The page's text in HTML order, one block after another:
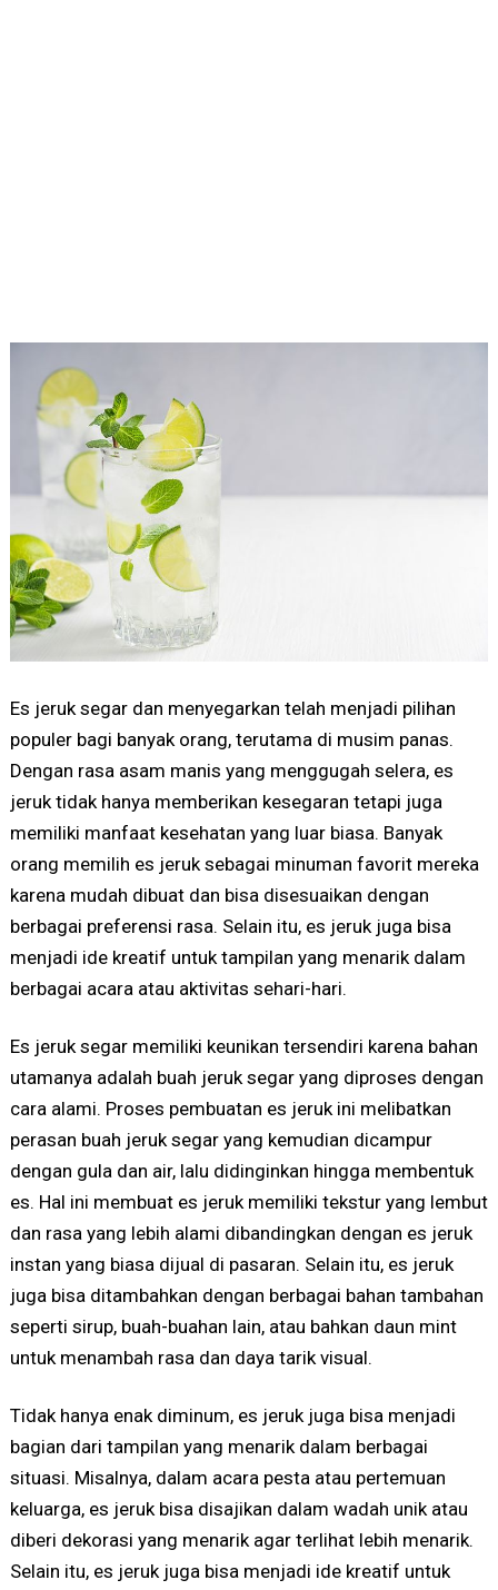
Es jeruk segar dan menyegarkan telah menjadi pilihan
populer bagi banyak orang, terutama di musim panas.
Dengan rasa asam manis yang menggugah selera, es
jeruk tidak hanya memberikan kesegaran tetapi juga
memiliki manfaat kesehatan yang luar biasa. Banyak
orang memilih es jeruk sebagai minuman favorit mereka
karena mudah dibuat dan bisa disesuaikan dengan
berbagai preferensi rasa. Selain itu, es jeruk juga bisa
menjadi ide kreatif untuk tampilan yang menarik dalam
berbagai acara atau aktivitas sehari-hari.
Es jeruk segar memiliki keunikan tersendiri karena bahan
utamanya adalah buah jeruk segar yang diproses dengan
cara alami. Proses pembuatan es jeruk ini melibatkan
perasan buah jeruk segar yang kemudian dicampur
dengan gula dan air, lalu didinginkan hingga membentuk
es. Hal ini membuat es jeruk memiliki tekstur yang lembut
dan rasa yang lebih alami dibandingkan dengan es jeruk
instan yang biasa dijual di pasaran. Selain itu, es jeruk
juga bisa ditambahkan dengan berbagai bahan tambahan
seperti sirup, buah-buahan lain, atau bahkan daun mint
untuk menambah rasa dan daya tarik visual.
Tidak hanya enak diminum, es jeruk juga bisa menjadi
bagian dari tampilan yang menarik dalam berbagai
situasi. Misalnya, dalam acara pesta atau pertemuan
keluarga, es jeruk bisa disajikan dalam wadah unik atau
diberi dekorasi yang menarik agar terlihat lebih menarik.
Selain itu, es jeruk juga bisa menjadi ide kreatif untuk